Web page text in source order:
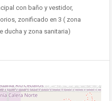
con baño y vestidor,
zonificado en 3 ( zona
ducha y zona sanitaria)